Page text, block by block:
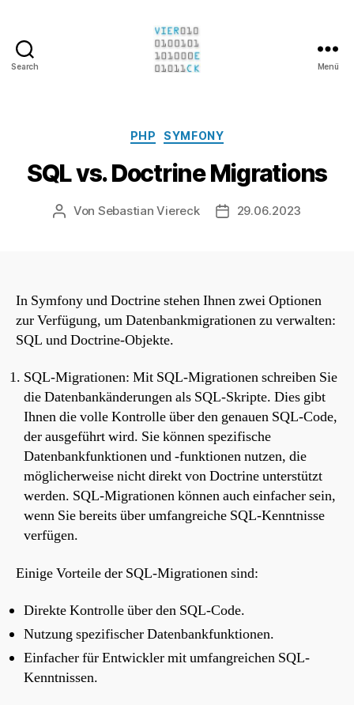
Search Menü
Kategorien
PHP SYMFONY
SQL vs. Doctrine Migrations
Beitragsautor
Von Sebastian Viereck Beitragsdatum
29.06.2023
In Symfony und Doctrine stehen Ihnen zwei Optionen
zur Verfügung, um Datenbankmigrationen zu verwalten:
SQL und Doctrine-Objekte.
SQL-Migrationen: Mit SQL-Migrationen schreiben Sie
die Datenbankänderungen als SQL-Skripte. Dies gibt
Ihnen die volle Kontrolle über den genauen SQL-Code,
der ausgeführt wird. Sie können spezifische
Datenbankfunktionen und -funktionen nutzen, die
möglicherweise nicht direkt von Doctrine unterstützt
werden. SQL-Migrationen können auch einfacher sein,
wenn Sie bereits über umfangreiche SQL-Kenntnisse
verfügen.
Einige Vorteile der SQL-Migrationen sind:
Direkte Kontrolle über den SQL-Code.
Nutzung spezifischer Datenbankfunktionen.
Einfacher für Entwickler mit umfangreichen SQL-
Kenntnissen.